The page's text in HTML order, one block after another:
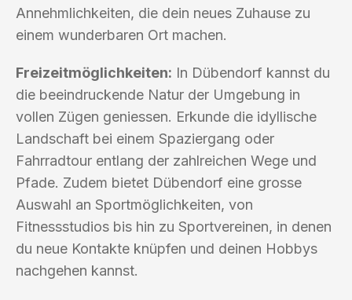
Annehmlichkeiten, die dein neues Zuhause zu
einem wunderbaren Ort machen.
Freizeitmöglichkeiten: In Dübendorf kannst du
die beeindruckende Natur der Umgebung in
vollen Zügen geniessen. Erkunde die idyllische
Landschaft bei einem Spaziergang oder
Fahrradtour entlang der zahlreichen Wege und
Pfade. Zudem bietet Dübendorf eine grosse
Auswahl an Sportmöglichkeiten, von
Fitnessstudios bis hin zu Sportvereinen, in denen
du neue Kontakte knüpfen und deinen Hobbys
nachgehen kannst.